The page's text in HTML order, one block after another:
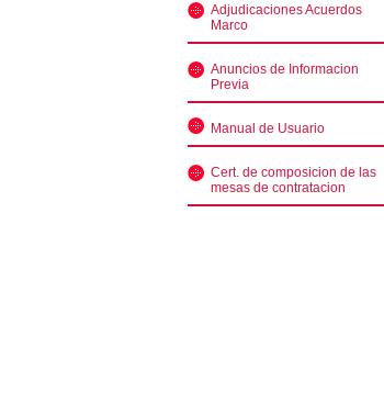
Adjudicaciones Acuerdos
Marco
Anuncios de Informacion
Previa
Manual de Usuario
Cert. de composicion de las
mesas de contratacion